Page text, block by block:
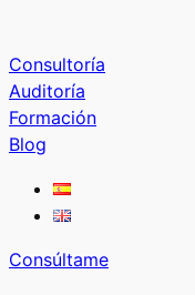
Consultoría
Auditoría
Formación
Blog
Consúltame